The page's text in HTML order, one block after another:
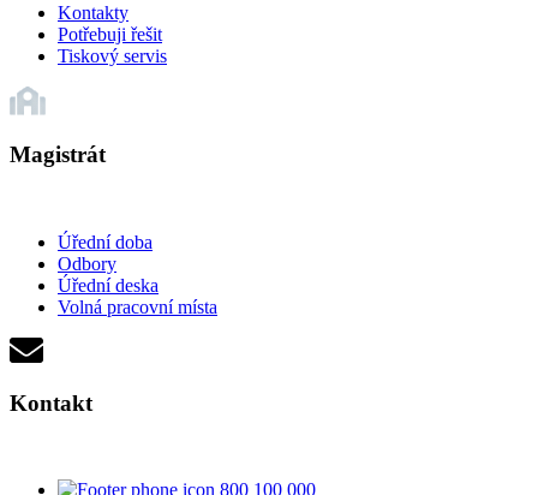
Kontakty
Potřebuji řešit
Tiskový servis
Magistrát
Úřední doba
Odbory
Úřední deska
Volná pracovní místa
Kontakt
800 100 000